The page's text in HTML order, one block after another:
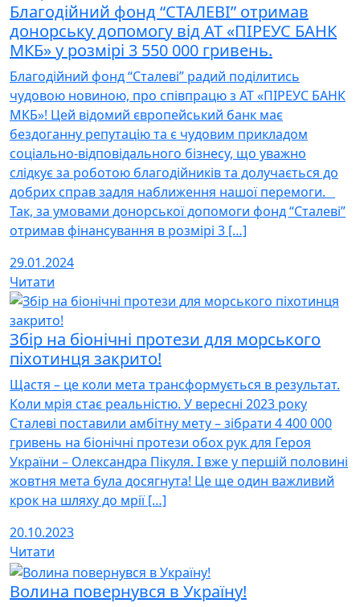
Благодійний фонд “СТАЛЕВІ” отримав
донорську допомогу від АТ «ПІРЕУС БАНК
МКБ» у розмірі 3 550 000 гривень.
Благодійний фонд “Сталеві” радий поділитись
чудовою новиною, про співпрацю з АТ «ПІРЕУС БАНК
МКБ»! Цей відомий європейський банк має
бездоганну репутацію та є чудовим прикладом
соціально-відповідального бізнесу, що уважно
слідкує за роботою благодійників та долучається до
добрих справ задля наближення нашої перемоги.
Так, за умовами донорської допомоги фонд “Сталеві”
отримав фінансування в розмірі 3 […]
29.01.2024
Читати
Збір на біонічні протези для морського
піхотинця закрито!
Щастя – це коли мета трансформується в результат.
Коли мрія стає реальністю. У вересні 2023 року
Сталеві поставили амбітну мету – зібрати 4 400 000
гривень на біонічні протези обох рук для Героя
України – Олександра Пікуля. І вже у першій половині
жовтня мета була досягнута! Це ще один важливий
крок на шляху до мрії […]
20.10.2023
Читати
Волина повернувся в Україну!